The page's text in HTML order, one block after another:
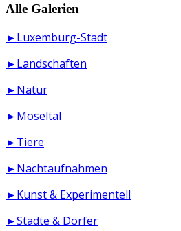
Alle Galerien
►Luxemburg-Stadt
►Landschaften
►Natur
►Moseltal
►Tiere
►Nachtaufnahmen
►Kunst & Experimentell
►Städte & Dörfer